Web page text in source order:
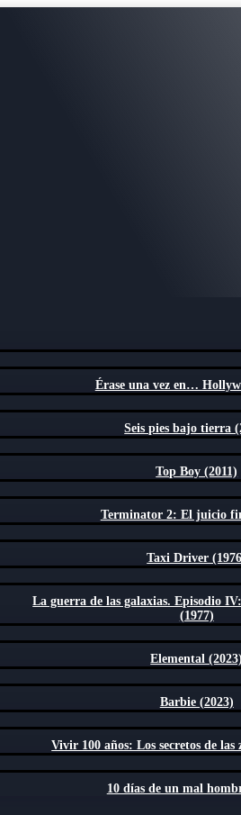
Érase una vez en…
Seis pies bajo tierra
Top Boy (2011)
Terminator 2: El juicio
Taxi Driver
La guerra de las galaxias. Episodio
(1977)
Elemental (2023)
Barbie (2023)
Vivir 100 años: Los secretos de las
10 días de un mal